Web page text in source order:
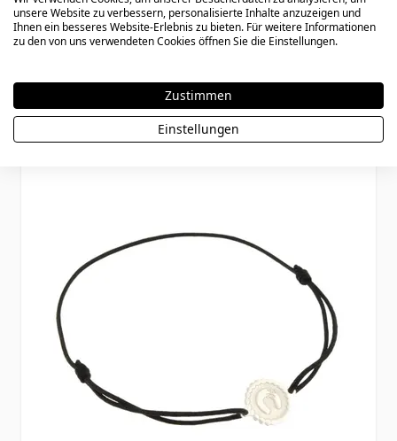
Eichhörnchen Silber mit Rosa
Textilarmband - 2338
29,90 € Regular Price
36,90 €
unsere Website zu verbessern, personalisierte Inhalte anzuzeigen und
Ihnen ein besseres Website-Erlebnis zu bieten. Für weitere Informationen
zu den von uns verwendeten Cookies öffnen Sie die Einstellungen.
Zustimmen
Einstellungen